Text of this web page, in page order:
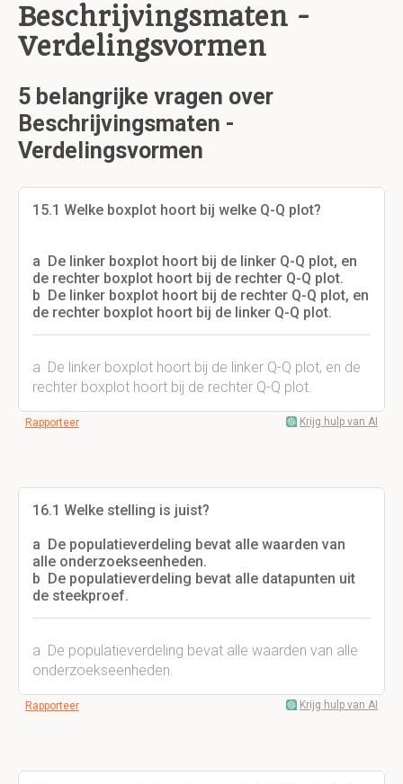
Beschrijvingsmaten -
Verdelingsvormen
5 belangrijke vragen over
Beschrijvingsmaten -
Verdelingsvormen
15.1 Welke boxplot hoort bij welke Q-Q plot?
a De linker boxplot hoort bij de linker Q-Q plot, en
de rechter boxplot hoort bij de rechter Q-Q plot.
b De linker boxplot hoort bij de rechter Q-Q plot, en
de rechter boxplot hoort bij de linker Q-Q plot.
a De linker boxplot hoort bij de linker Q-Q plot, en de
rechter boxplot hoort bij de rechter Q-Q plot.
Rapporteer Krijg hulp van AI
16.1 Welke stelling is juist?
a De populatieverdeling bevat alle waarden van
alle onderzoekseenheden.
b De populatieverdeling bevat alle datapunten uit
de steekproef.
a De populatieverdeling bevat alle waarden van alle
onderzoekseenheden.
Rapporteer Krijg hulp van AI